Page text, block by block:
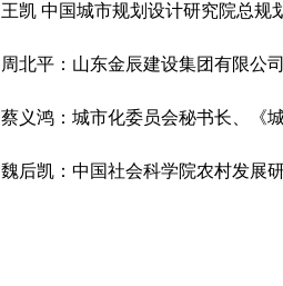
王凯 中国城市规划设计研究院总规